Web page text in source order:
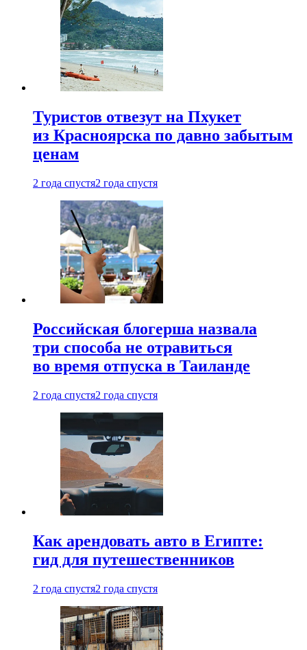
Туристов отвезут на Пхукет
из Красноярска по давно забытым
ценам
2 года спустя2 года спустя
Российская блогерша назвала
три способа не отравиться
во время отпуска в Таиланде
2 года спустя2 года спустя
Как арендовать авто в Египте:
гид для путешественников
2 года спустя2 года спустя